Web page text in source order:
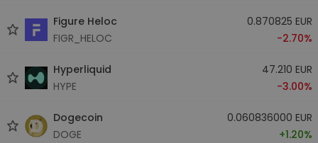
Figure Heloc
FIGR_HELOC
0.870825 EUR
-2.70%
Hyperliquid
HYPE
47.210 EUR
-3.00%
Dogecoin
DOGE
0.060836000 EUR
+1.20%